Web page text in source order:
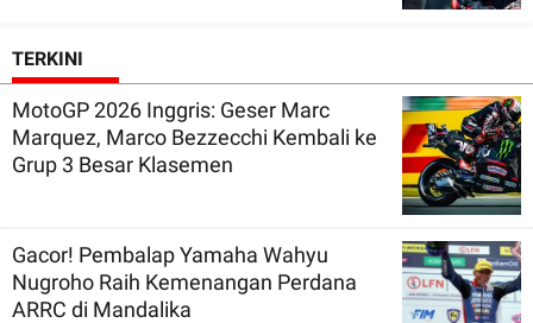
TERKINI
MotoGP 2026 Inggris: Geser Marc
Marquez, Marco Bezzecchi Kembali ke
Grup 3 Besar Klasemen
Gacor! Pembalap Yamaha Wahyu
Nugroho Raih Kemenangan Perdana
ARRC di Mandalika